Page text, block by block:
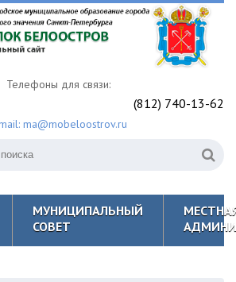
Телефоны для связи:
(812) 740-13-62
ma@mobeloostrov.ru
МУНИЦИПАЛЬНЫЙ
СОВЕТ